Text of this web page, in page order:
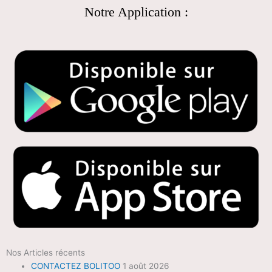
Notre Application :
Nos Articles récents
CONTACTEZ BOLITOO 1 août 2026